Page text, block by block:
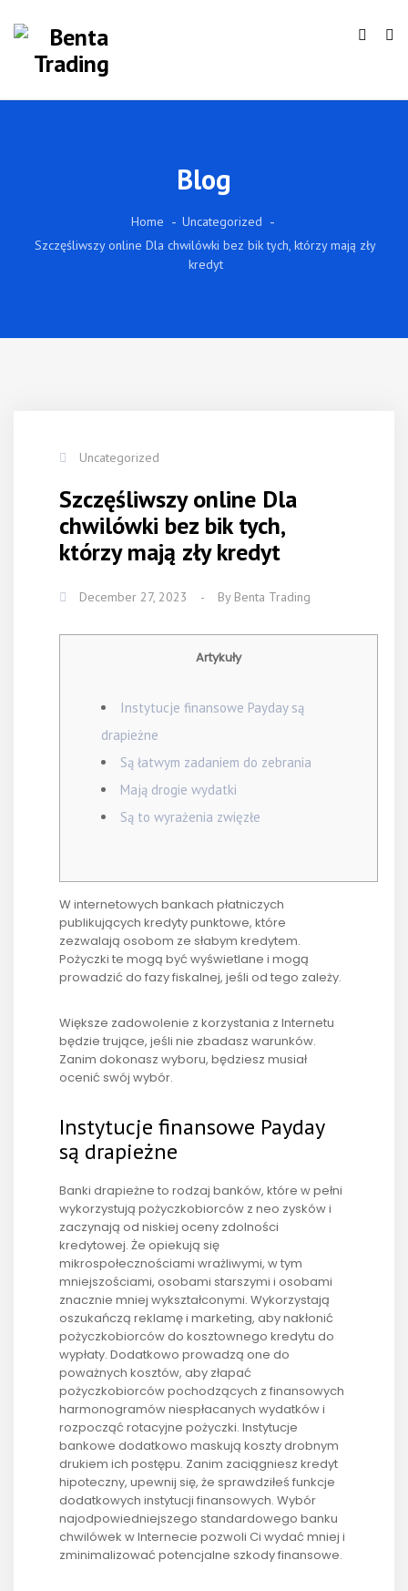
Blog
Home
Uncategorized
Szczęśliwszy online Dla chwilówki bez bik tych, którzy mają zły
kredyt
Uncategorized
Szczęśliwszy online Dla
chwilówki bez bik tych,
którzy mają zły kredyt
December 27, 2023 - By Benta Trading
Artykuły
Instytucje finansowe Payday są
drapieżne
Są łatwym zadaniem do zebrania
Mają drogie wydatki
Są to wyrażenia zwięzłe
W internetowych bankach płatniczych
publikujących kredyty punktowe, które
zezwalają osobom ze słabym kredytem.
Pożyczki te mogą być wyświetlane i mogą
prowadzić do fazy fiskalnej, jeśli od tego zależy.
Większe zadowolenie z korzystania z Internetu
będzie trujące, jeśli nie zbadasz warunków.
Zanim dokonasz wyboru, będziesz musiał
ocenić swój wybór.
Instytucje finansowe Payday
są drapieżne
Banki drapieżne to rodzaj banków, które w pełni
wykorzystują pożyczkobiorców z neo zysków i
zaczynają od niskiej oceny zdolności
kredytowej. Że opiekują się
mikrospołecznościami wrażliwymi, w tym
mniejszościami, osobami starszymi i osobami
znacznie mniej wykształconymi. Wykorzystają
oszukańczą reklamę i marketing, aby nakłonić
pożyczkobiorców do kosztownego kredytu do
wypłaty. Dodatkowo prowadzą one do
poważnych kosztów, aby złapać
pożyczkobiorców pochodzących z finansowych
harmonogramów niespłacanych wydatków i
rozpocząć rotacyjne pożyczki. Instytucje
bankowe dodatkowo maskują koszty drobnym
drukiem ich postępu. Zanim zaciągniesz kredyt
hipoteczny, upewnij się, że sprawdziłeś funkcje
dodatkowych instytucji finansowych. Wybór
najodpowiedniejszego standardowego banku
chwilówek w Internecie pozwoli Ci wydać mniej i
zminimalizować potencjalne szkody finansowe.